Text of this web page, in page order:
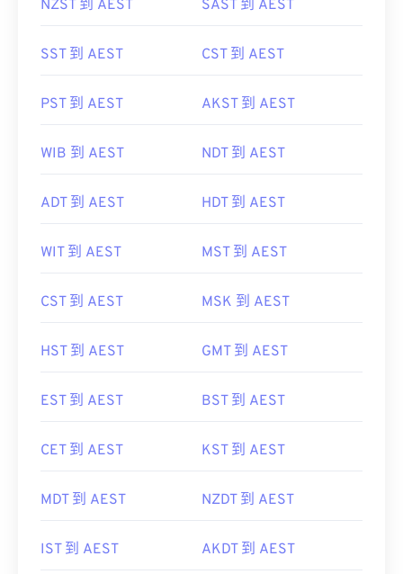
NZST 到 AEST SAST 到 AEST
SST 到 AEST CST 到 AEST
PST 到 AEST AKST 到 AEST
WIB 到 AEST NDT 到 AEST
ADT 到 AEST HDT 到 AEST
WIT 到 AEST MST 到 AEST
CST 到 AEST MSK 到 AEST
HST 到 AEST GMT 到 AEST
EST 到 AEST BST 到 AEST
CET 到 AEST KST 到 AEST
MDT 到 AEST NZDT 到 AEST
IST 到 AEST AKDT 到 AEST